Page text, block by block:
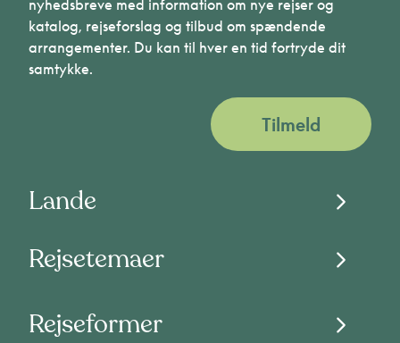
nyhedsbreve med information om nye rejser og
katalog, rejseforslag og tilbud om spændende
arrangementer. Du kan til hver en tid fortryde dit
samtykke.
Tilmeld
Lande
Rejsetemaer
Rejseformer